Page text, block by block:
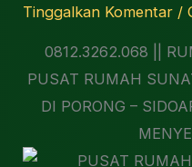
Tinggalkan Komentar /
0812.3262.068 ||
PUSAT RUMAH
DI PORONG –